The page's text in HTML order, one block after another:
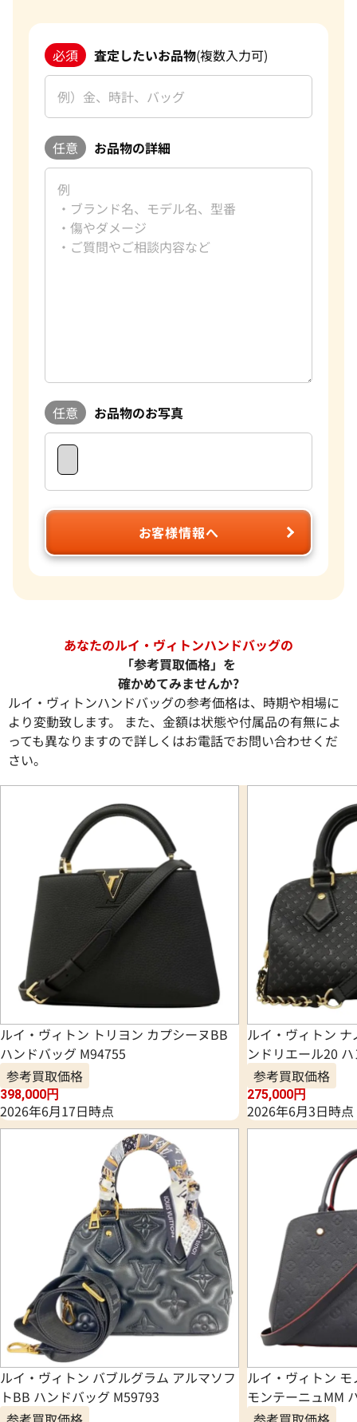
必須 査定したいお品物(複数入力可)
任意 お品物の詳細
任意 お品物のお写真
お客様情報へ
あなたのルイ・ヴィトンハンドバッグの
「参考買取価格」を
確かめてみませんか?
ルイ・ヴィトンハンドバッグの参考価格は、時期や相場に
より変動致します。 また、金額は状態や付属品の有無によ
っても異なりますので詳しくはお電話でお問い合わせくだ
さい。
ルイ・ヴィトン トリヨン カプシーヌBB
ハンドバッグ M94755
参考買取価格
398,000円
2026年6月17日時点
ルイ・ヴィトン
ンドリエール20
参考買取価格
275,000円
2026年6月3日時点
ルイ・ヴィトン バブルグラム アルマソフ
トBB ハンドバッグ M59793
ルイ・ヴィトン
モンテーニュMM